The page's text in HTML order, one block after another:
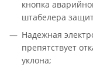
кнопка
штабелера
Надежная
препятствует
уклона;